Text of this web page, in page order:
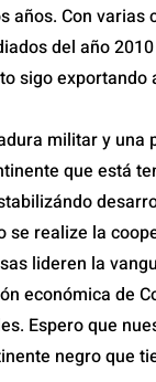
años. Con
del año
sigo
militar y una
que está
se realize la
lideren la
económica de
Espero que
negro que